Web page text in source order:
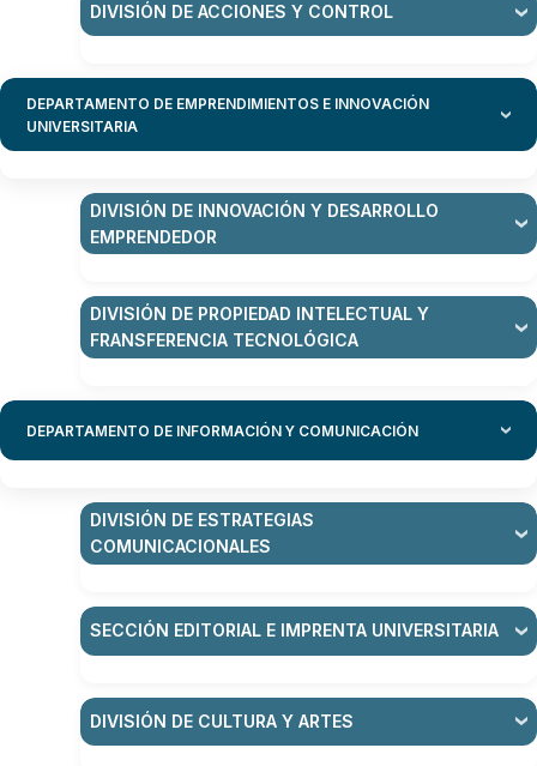
DIVISIÓN DE ACCIONES Y CONTROL
DEPARTAMENTO DE EMPRENDIMIENTOS E INNOVACIÓN
UNIVERSITARIA
DIVISIÓN DE INNOVACIÓN Y DESARROLLO
EMPRENDEDOR
DIVISIÓN DE PROPIEDAD INTELECTUAL Y
FRANSFERENCIA TECNOLÓGICA
DEPARTAMENTO DE INFORMACIÓN Y COMUNICACIÓN
DIVISIÓN DE ESTRATEGIAS
COMUNICACIONALES
SECCIÓN EDITORIAL E IMPRENTA UNIVERSITARIA
DIVISIÓN DE CULTURA Y ARTES